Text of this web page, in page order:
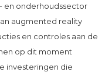
en onderhoudssector
augmented reality
en controles aan de
op dit moment
investeringen die